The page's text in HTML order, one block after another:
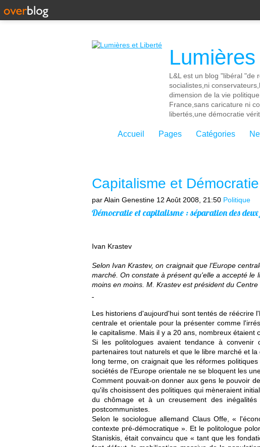
L&L est un blog "libéral "de
socialistes,ni
dimension de la vie
France,sans caricature ni
libertés,une démocratie
Accueil Pages Catégories
Capitalisme et
par Alain Genestine 12 Août 2008, 21:50 Politique
Démocratie et capitalisme : séparation des
Ivan Krastev
Selon Ivan Krastev, on craignait que l'Europe
marché. On constate à présent qu'elle a accepté
moins en moins. M. Krastev est président du
Les historiens d'aujourd'hui sont tentés de réécrire
centrale et orientale pour la présenter comme
le capitalisme. Mais il y a 20 ans, nombreux étaient
Si les politologues avaient tendance à
partenaires tout naturels et que le libre marché et
long terme, on craignait que les réformes
sociétés de l'Europe orientale ne se bloquent les
Comment pouvait-on donner aux gens le pouvoir
qu'ils choisissent des politiques qui mèneraient
du chômage et à un creusement des
postcommunistes.
Selon le sociologue allemand Claus Offe, «
contexte pré-démocratique ». Et le politologue
Staniskis, était convaincu que « tant que les